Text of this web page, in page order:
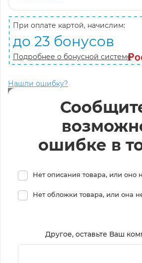
При оплате картой, начислим:
до 23 бонусов
Подробнее о бонусной системе
Нашли ошибку?
ошибке в
Нет описания товара, или оно
Нет обложки товара, или она
Другое, оставьте Ваш